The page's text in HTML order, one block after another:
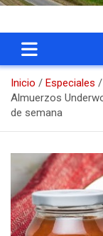
LA
Inicio
Especiales
Almuerzos
de semana